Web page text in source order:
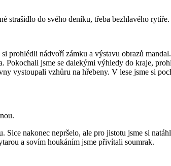
strašidlo do svého deníku, třeba bezhlavého rytíře.
prohlédli nádvoří zámku a výstavu obrazů
jsme se dalekými výhledy do kraje,
vystoupali vzhůru na hřebeny. V lese jsme si
nakonec nepršelo, ale pro jistotu jsme si
a sovím houkáním jsme přivítali soumrak.